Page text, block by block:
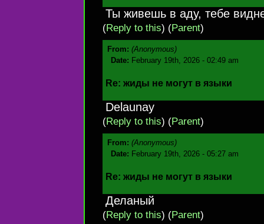
Ты живешь в аду, тебе
(Reply to this) (Parent)
From: (Anonymous)
Date: February 19th, 2026 - 02:49 am
Re: жиды не могут в языки
Delaunay
(Reply to this) (Parent)
From: (Anonymous)
Date: February 19th, 2026 - 05:27 am
Re: жиды не могут в языки
Деланый
(Reply to this) (Parent)